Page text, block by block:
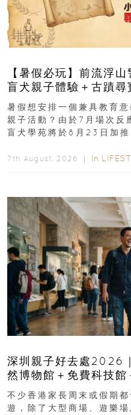
【暑假必玩】前流浮
盲犬親子體驗＋古蹟
組免費名額
暑假想安排一個兼具教育
親子活動？由於7月場次反
盲犬學苑將於8月23日加推
7th August, 2026 ｜ In
深圳親子好去處2026
然博物館＋免費科技
齡、交通、門票、開放
不少香港家長周末或假期
遊，除了大型商場、遊樂